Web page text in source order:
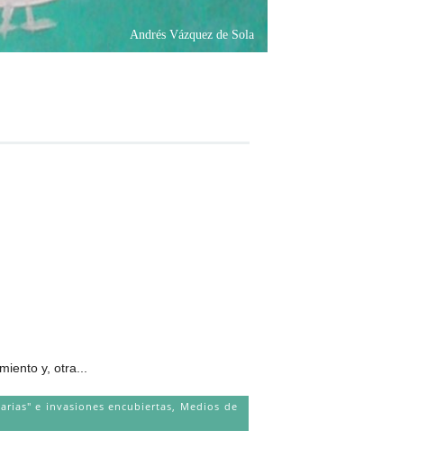
Andrés Vázquez de Sola
y, otra...
e invasiones encubiertas, Medios de